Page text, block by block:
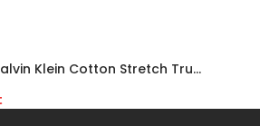
Klein Cotton Stretch Tru...